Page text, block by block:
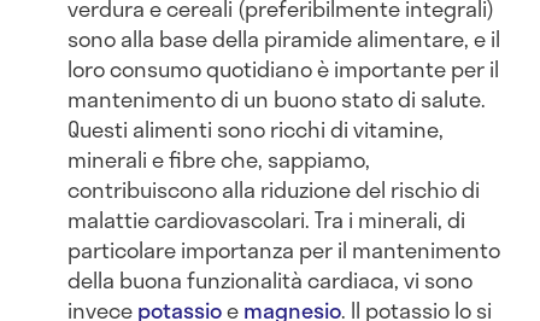
verdura e cereali (preferibilmente integrali)
sono alla base della piramide alimentare, e il
loro consumo quotidiano è importante per il
mantenimento di un buono stato di salute.
Questi alimenti sono ricchi di vitamine,
minerali e fibre che, sappiamo,
contribuiscono alla riduzione del rischio di
malattie cardiovascolari. Tra i minerali, di
particolare importanza per il mantenimento
della buona funzionalità cardiaca, vi sono
invecepotassioemagnesio. Il potassio lo si